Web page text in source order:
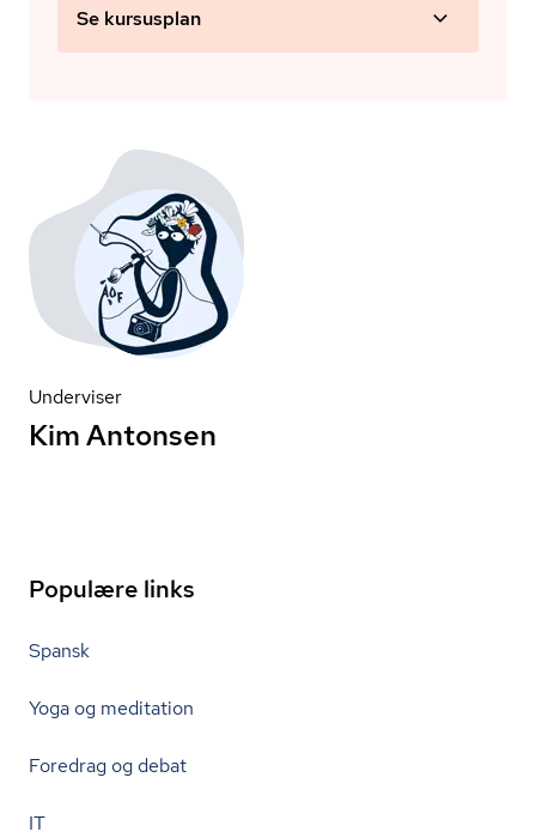
Se kursusplan
Underviser
Kim Antonsen
Populære links
Spansk
Yoga og meditation
Foredrag og debat
IT